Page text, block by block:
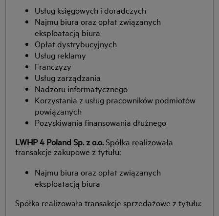
Usług księgowych i doradczych
Najmu biura oraz opłat związanych
eksploatacją biura
Opłat dystrybucyjnych
Usług reklamy
Franczyzy
Usług zarządzania
Nadzoru informatycznego
Korzystania z usług pracowników podmiotów
powiązanych
Pozyskiwania finansowania dłużnego
LWHP 4 Poland Sp. z o.o.Spółka realizowała
transakcje zakupowe z tytułu:
Najmu biura oraz opłat związanych
eksploatacją biura
Spółka realizowała transakcje sprzedażowe z tytułu: